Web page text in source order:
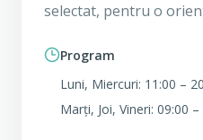
selectat, pentru o
Program
Luni, Miercuri: 11:00 –
Marți, Joi, Vineri: 09:00 –